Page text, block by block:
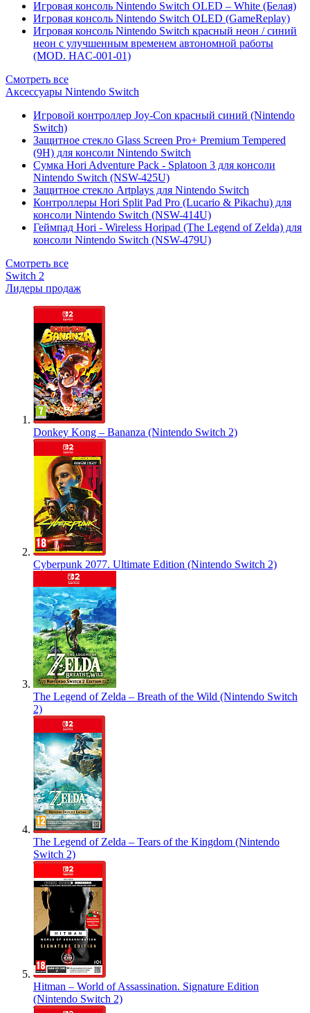
Игровая консоль Nintendo Switch OLED – White (Белая)
Игровая консоль Nintendo Switch OLED (GameReplay)
Игровая консоль Nintendo Switch красный неон / синий
неон с улучшенным временем автономной работы
(MOD. HAC-001-01)
Смотреть все
Аксессуары Nintendo Switch
Игровой контроллер Joy-Con красный синий (Nintendo
Switch)
Защитное стекло Glass Screen Pro+ Premium Tempered
(9H) для консоли Nintendo Switch
Сумка Hori Adventure Pack - Splatoon 3 для консоли
Nintendo Switch (NSW-425U)
Защитное стекло Artplays для Nintendo Switch
Контроллеры Hori Split Pad Pro (Lucario & Pikachu) для
консоли Nintendo Switch (NSW-414U)
Геймпад Hori - Wireless Horipad (The Legend of Zelda) для
консоли Nintendo Switch (NSW-479U)
Смотреть все
Switch 2
Лидеры продаж
Donkey Kong – Bananza (Nintendo Switch 2)
Cyberpunk 2077. Ultimate Edition (Nintendo Switch 2)
The Legend of Zelda – Breath of the Wild (Nintendo Switch
2)
The Legend of Zelda – Tears of the Kingdom (Nintendo
Switch 2)
Hitman – World of Assassination. Signature Edition
(Nintendo Switch 2)